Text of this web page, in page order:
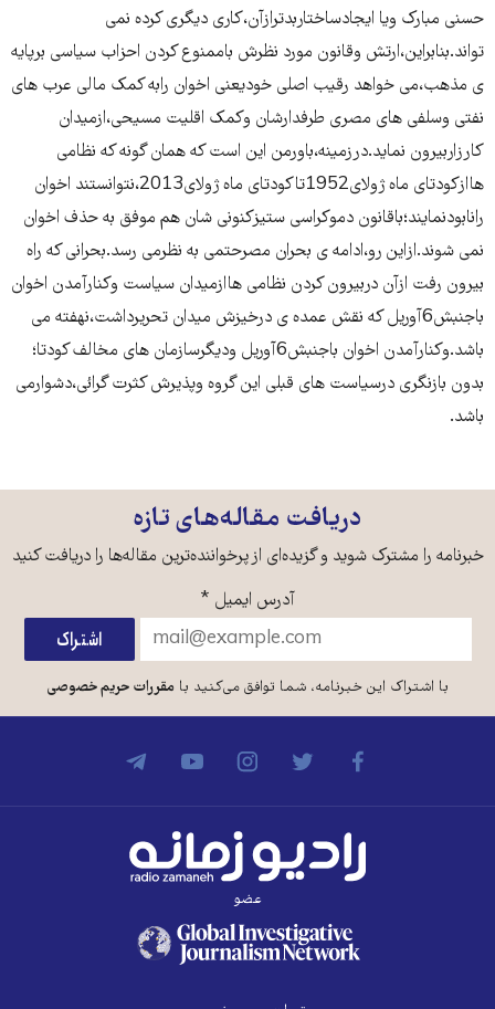
حسنی مبارک ویا ایجادساختاربدترازآن،کاری دیگری کرده نمی
تواند.بنابراین،ارتش وقانون مورد نظرش باممنوع کردن احزاب سیاسی برپایه
ی مذهب،می خواهد رقیب اصلی خودیعنی اخوان رابه کمک مالی عرب های
نفتی وسلفی های مصری طرفدارشان وکمک اقلیت مسیحی،ازمیدان
کارزاربیرون نماید.درزمینه،باورمن این است که همان گونه که نظامی
هاازکودتای ماه ژولای1952تاکودتای ماه ژولای2013،نتوانستند اخوان
رانابودنمایند؛باقانون دموکراسی ستیزکنونی شان هم موفق به حذف اخوان
نمی شوند.ازاین رو،ادامه ی بحران مصرحتمی به نظرمی رسد.بحرانی که راه
بیرون رفت ازآن دربیرون کردن نظامی هاازمیدان سیاست وکنارآمدن اخوان
باجنبش6آوریل که نقش عمده ی درخیزش میدان تحریرداشت،نهفته می
باشد.وکنارآمدن اخوان باجنبش6آوریل ودیگرسازمان های مخالف کودتا؛
بدون بازنگری درسیاست های قبلی این گروه وپذیرش کثرت گرائی،دشوارمی
باشد.
دریافت مقاله‌های تازه
خبرنامه را مشترک شوید و گزیده‌ای از پرخواننده‌ترین مقاله‌ها را دریافت کنید
آدرس ایمیل *
با اشتراک این خبرنامه، شما توافق می‌کنید بامقررات حریم خصوصی
عضو